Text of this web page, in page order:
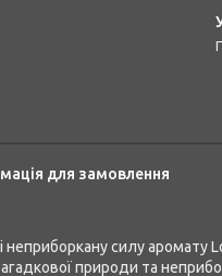
для замовлення
силу аромату
природи та